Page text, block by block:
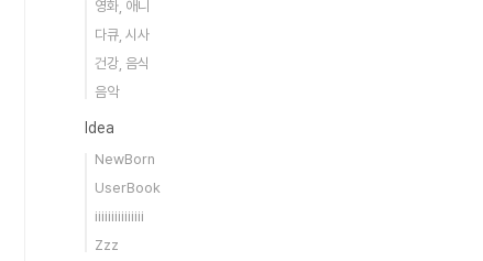
영화, 애니
다큐, 시사
건강, 음식
음악
Idea
NewBorn
UserBook
iiiiiiiiiiiiiii
Zzz